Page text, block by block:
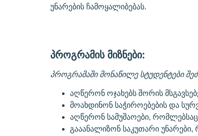
უნარების ჩამოყალიბებას.
პროგრამის მიზნები:
პროგრამაში მონაწილე სტუდენტები
აღწერონ ოჯახებს შორის
მოახდინონ საჭიროებების და
აღწერონ სამუშაოები,
გააანალიზონ საკუთარი